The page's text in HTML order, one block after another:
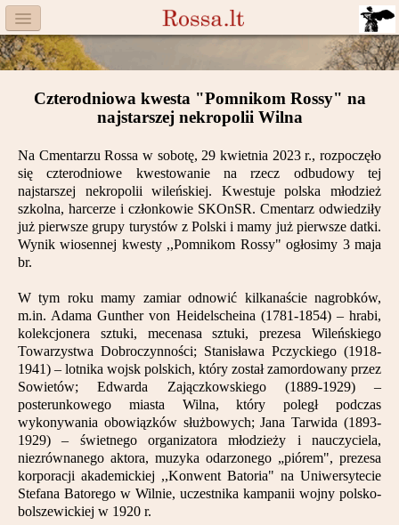
Menu
Facebook
Aktualności
Książka
Moneta
Rossa
Trasy
Darczyńcy
Partnerzy
Kontakt
Czterodniowa kwesta "Pomnikom Rossy" na
najstarszej nekropolii Wilna
Na Cmentarzu Rossa w sobotę, 29 kwietnia 2023 r., rozpoczęło
się czterodniowe kwestowanie na rzecz odbudowy tej
najstarszej nekropolii wileńskiej. Kwestuje polska młodzież
szkolna, harcerze i członkowie SKOnSR. Cmentarz odwiedziły
już pierwsze grupy turystów z Polski i mamy już pierwsze datki.
Wynik wiosennej kwesty ,,Pomnikom Rossy" ogłosimy 3 maja
br.
W tym roku mamy zamiar odnowić kilkanaście nagrobków,
m.in. Adama Gunther von Heidelscheina (1781-1854) – hrabi,
kolekcjonera sztuki, mecenasa sztuki, prezesa Wileńskiego
Towarzystwa Dobroczynności; Stanisława Pczyckiego (1918-
1941) – lotnika wojsk polskich, który został zamordowany przez
Sowietów; Edwarda Zajączkowskiego (1889-1929) –
posterunkowego miasta Wilna, który poległ podczas
wykonywania obowiązków służbowych; Jana Tarwida (1893-
1929) – świetnego organizatora młodzieży i nauczyciela,
niezrównanego aktora, muzyka odarzonego „piórem", prezesa
korporacji akademickiej ,,Konwent Batoria" na Uniwersytecie
Stefana Batorego w Wilnie, uczestnika kampanii wojny polsko-
bolszewickiej w 1920 r.